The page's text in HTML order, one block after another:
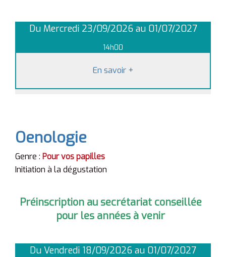
Du Mercredi 23/09/2026 au 01/07/2027
14h00
En savoir +
Oenologie
Genre : Pour vos papilles
Initiation à la dégustation
Préinscription au secrétariat conseillée
pour les années à venir
Du Vendredi 18/09/2026 au 01/07/2027